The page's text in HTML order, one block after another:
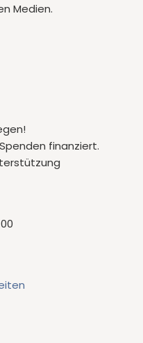
Medien.
finanziert.